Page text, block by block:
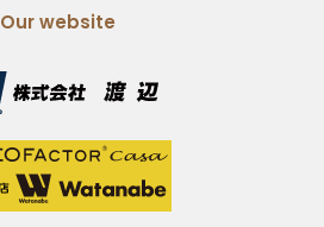
Our website